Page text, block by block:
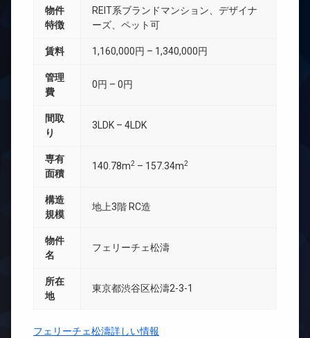
物件
特徴
REIT系ブランドマンション、デザイナ
ーズ、ペット可
賃料 1,160,000円 – 1,340,000円
管理
費
0円 – 0円
間取
り
3LDK – 4LDK
専有
面積
140.78m2 – 157.34m2
構造
規模
地上3階 RC造
物件
名
フェリーチェ松濤
所在
地
東京都渋谷区松濤2-3-1
フェリーチェ松濤詳しい情報